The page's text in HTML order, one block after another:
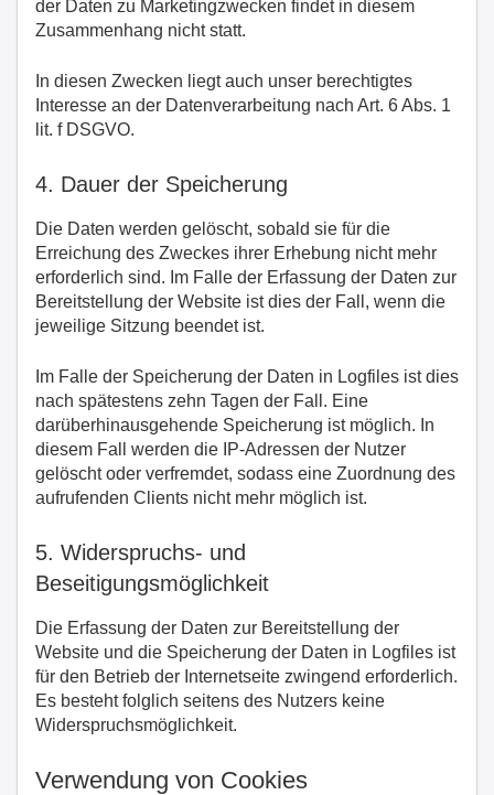
der Daten zu Marketingzwecken findet in diesem
Zusammenhang nicht statt.
In diesen Zwecken liegt auch unser berechtigtes
Interesse an der Datenverarbeitung nach Art. 6 Abs. 1
lit. f DSGVO.
4. Dauer der Speicherung
Die Daten werden gelöscht, sobald sie für die
Erreichung des Zweckes ihrer Erhebung nicht mehr
erforderlich sind. Im Falle der Erfassung der Daten zur
Bereitstellung der Website ist dies der Fall, wenn die
jeweilige Sitzung beendet ist.
Im Falle der Speicherung der Daten in Logfiles ist dies
nach spätestens zehn Tagen der Fall. Eine
darüberhinausgehende Speicherung ist möglich. In
diesem Fall werden die IP-Adressen der Nutzer
gelöscht oder verfremdet, sodass eine Zuordnung des
aufrufenden Clients nicht mehr möglich ist.
5. Widerspruchs- und
Beseitigungsmöglichkeit
Die Erfassung der Daten zur Bereitstellung der
Website und die Speicherung der Daten in Logfiles ist
für den Betrieb der Internetseite zwingend erforderlich.
Es besteht folglich seitens des Nutzers keine
Widerspruchsmöglichkeit.
Verwendung von Cookies